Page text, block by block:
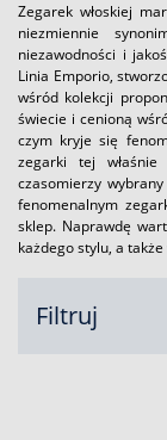
Zegarek włoskiej
niezmiennie
niezawodności i
Linia Emporio,
wśród kolekcji
świecie i cenioną
czym kryje się
zegarki tej
czasomierzy
fenomenalnym
sklep. Naprawdę
każdego stylu, a
Filtruj